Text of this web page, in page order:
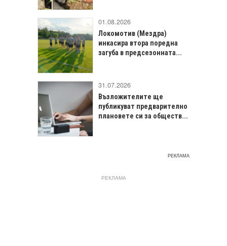
01.08.2026
Локомотив (Мездра)
инкасира втора поредна
загуба в предсезонната...
31.07.2026
Възложителите ще
публикуват предварително
плановете си за обществ...
РЕКЛАМА
РЕКЛАМА